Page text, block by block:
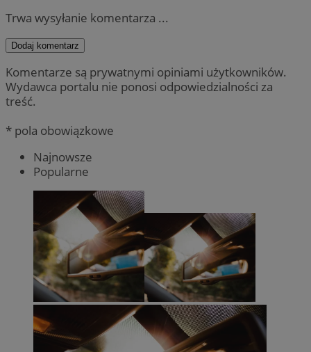
Trwa wysyłanie komentarza ...
Dodaj komentarz
Komentarze są prywatnymi opiniami użytkowników.
Wydawca portalu nie ponosi odpowiedzialności za
treść.
* pola obowiązkowe
Najnowsze
Popularne